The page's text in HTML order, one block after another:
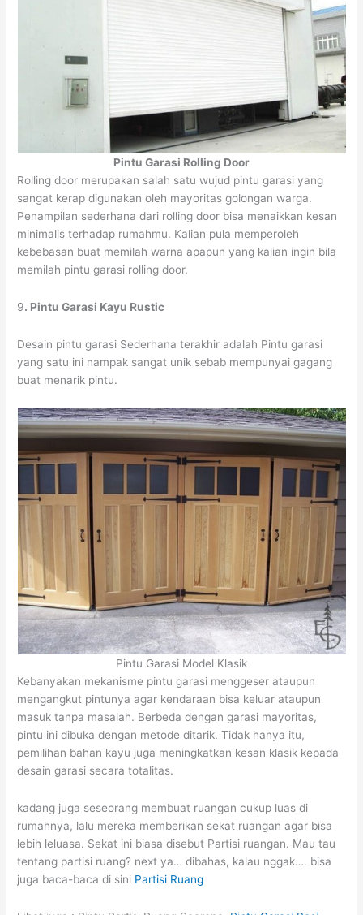
Pintu Garasi Rolling Door
Rolling door merupakan salah satu wujud pintu garasi yang
sangat kerap digunakan oleh mayoritas golongan warga.
Penampilan sederhana dari rolling door bisa menaikkan kesan
minimalis terhadap rumahmu. Kalian pula memperoleh
kebebasan buat memilah warna apapun yang kalian ingin bila
memilah pintu garasi rolling door.
9. Pintu Garasi Kayu Rustic
Desain pintu garasi Sederhana terakhir adalah Pintu garasi
yang satu ini nampak sangat unik sebab mempunyai gagang
buat menarik pintu.
Pintu Garasi Model Klasik
Kebanyakan mekanisme pintu garasi menggeser ataupun
mengangkut pintunya agar kendaraan bisa keluar ataupun
masuk tanpa masalah. Berbeda dengan garasi mayoritas,
pintu ini dibuka dengan metode ditarik. Tidak hanya itu,
pemilihan bahan kayu juga meningkatkan kesan klasik kepada
desain garasi secara totalitas.
kadang juga seseorang membuat ruangan cukup luas di
rumahnya, lalu mereka memberikan sekat ruangan agar bisa
lebih leluasa. Sekat ini biasa disebut Partisi ruangan. Mau tau
tentang partisi ruang? next ya… dibahas, kalau nggak…. bisa
juga baca-baca di sini Partisi Ruang